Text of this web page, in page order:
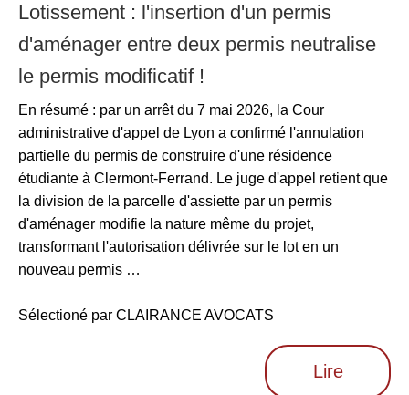
Lotissement : l'insertion d'un permis
d'aménager entre deux permis neutralise
le permis modificatif !
En résumé : par un arrêt du 7 mai 2026, la Cour
administrative d'appel de Lyon a confirmé l'annulation
partielle du permis de construire d'une résidence
étudiante à Clermont-Ferrand. Le juge d'appel retient que
la division de la parcelle d'assiette par un permis
d'aménager modifie la nature même du projet,
transformant l'autorisation délivrée sur le lot en un
nouveau permis …
Sélectioné par CLAIRANCE AVOCATS
Lire